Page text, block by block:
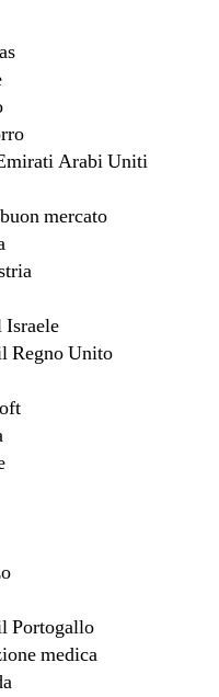
Arabi Uniti
mercato
Israele
Regno Unito
Portogallo
medica